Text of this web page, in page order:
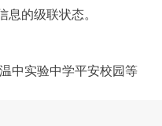
的级联状态。
中实验中学平安校园等